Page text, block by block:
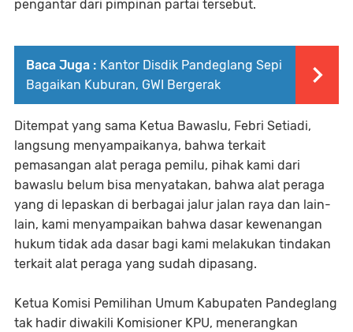
pengantar dari pimpinan partai tersebut.
Baca Juga : Kantor Disdik Pandeglang Sepi
Bagaikan Kuburan, GWI Bergerak
Ditempat yang sama Ketua Bawaslu, Febri Setiadi,
langsung menyampaikanya, bahwa terkait
pemasangan alat peraga pemilu, pihak kami dari
bawaslu belum bisa menyatakan, bahwa alat peraga
yang di lepaskan di berbagai jalur jalan raya dan lain-
lain, kami menyampaikan bahwa dasar kewenangan
hukum tidak ada dasar bagi kami melakukan tindakan
terkait alat peraga yang sudah dipasang.
Ketua Komisi Pemilihan Umum Kabupaten Pandeglang
tak hadir diwakili Komisioner KPU, menerangkan